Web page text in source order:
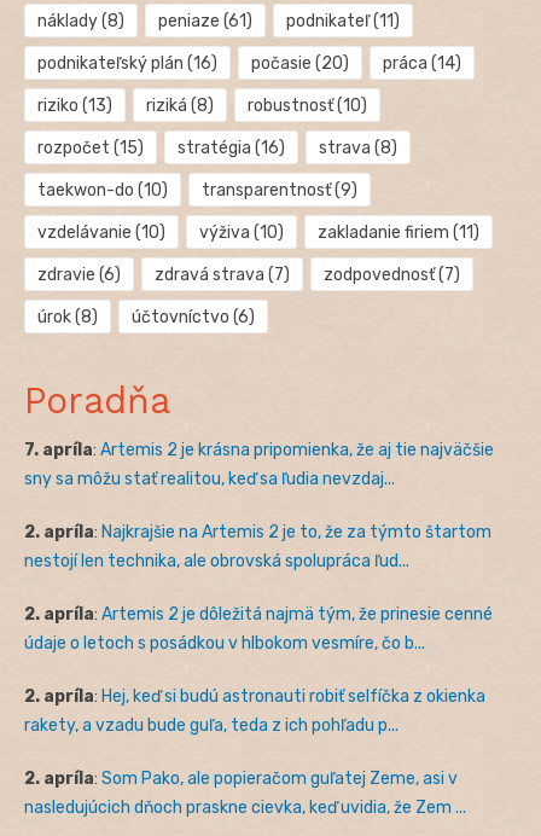
náklady(8) peniaze (61) podnikateľ(11)
podnikateľský plán (16) počasie (20) práca (14)
riziko (13) riziká (8) robustnosť(10)
rozpočet (15) stratégia (16) strava (8)
taekwon-do (10) transparentnosť(9)
vzdelávanie (10) výživa (10) zakladanie firiem (11)
zdravie (6) zdravá strava (7) zodpovednosť(7)
úrok(8) účtovníctvo (6)
Poradňa
7. apríla: Artemis 2 je krásna pripomienka, že aj tie najväčšie
sny sa môžu stať realitou, keď sa ľudia nevzdaj...
2. apríla: Najkrajšie na Artemis 2 je to, že za týmto štartom
nestojí len technika, ale obrovská spolupráca ľud...
2. apríla: Artemis 2 je dôležitá najmä tým, že prinesie cenné
údaje o letoch s posádkou v hlbokom vesmíre, čo b...
2. apríla: Hej, keď si budú astronauti robiť selfíčka z okienka
rakety, a vzadu bude guľa, teda z ich pohľadu p...
2. apríla: Som Pako, ale popieračom guľatej Zeme, asi v
nasledujúcich dňoch praskne cievka, keď uvidia, že Zem ...